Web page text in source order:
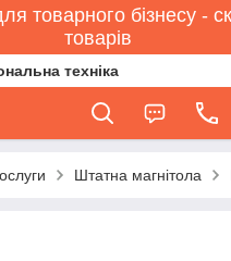
товарного бізнесу -
товарів
техніка
Штатна магнітола